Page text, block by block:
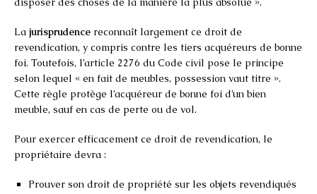
La jurisprudence reconnaît largement ce droit de
revendication, y compris contre les tiers acquéreurs de bonne
foi. Toutefois, l’article 2276 du Code civil pose le principe
selon lequel « en fait de meubles, possession vaut titre ».
Cette règle protège l’acquéreur de bonne foi d’un bien
meuble, sauf en cas de perte ou de vol.
Pour exercer efficacement ce droit de revendication, le
propriétaire devra :
Prouver son droit de propriété sur les objets revendiqués